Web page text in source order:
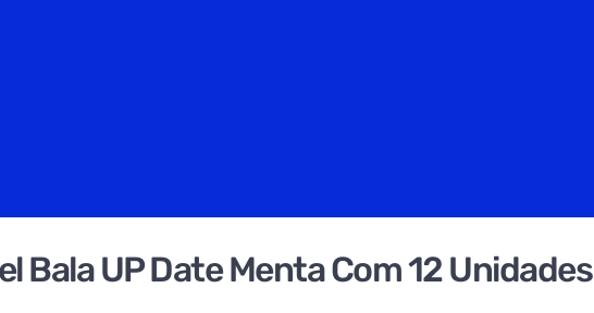
Bala UP Date Menta Com 12 Unidades